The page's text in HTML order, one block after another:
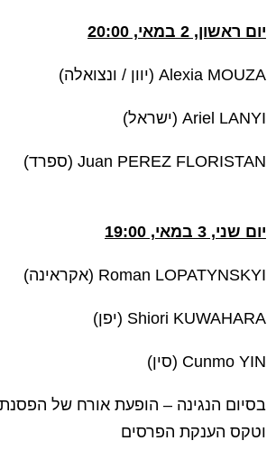
יום ראשון, 2 במאי, 20:00
Alexia MOUZA (יוון / ונצואלה)
Ariel LANYI (ישראל)
Juan PEREZ FLORISTAN (ספרד)
יום שני, 3 במאי, 19:00
Roman LOPATYNSKYI (אקראינה)
Shiori KUWAHARA (יפן)
Cunmo YIN (סין)
בסיום הנגינה – הופעת אורח של
וטקס הענקת הפרסים